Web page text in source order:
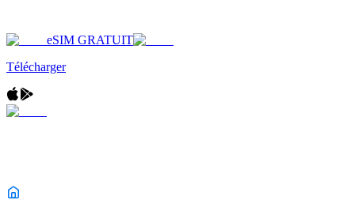
eSIM GRATUIT
Télécharger